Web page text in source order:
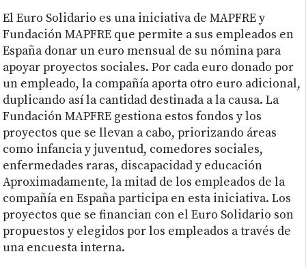
El Euro Solidario es una iniciativa de MAPFRE y
Fundación MAPFRE que permite a sus empleados en
España donar un euro mensual de su nómina para
apoyar proyectos sociales. Por cada euro donado por
un empleado, la compañía aporta otro euro adicional,
duplicando así la cantidad destinada a la causa. La
Fundación MAPFRE gestiona estos fondos y los
proyectos que se llevan a cabo, priorizando áreas
como infancia y juventud, comedores sociales,
enfermedades raras, discapacidad y educación
Aproximadamente, la mitad de los empleados de la
compañía en España participa en esta iniciativa. Los
proyectos que se financian con el Euro Solidario son
propuestos y elegidos por los empleados a través de
una encuesta interna.